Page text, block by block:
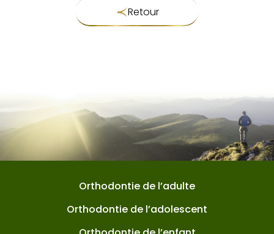
Retour
Orthodontie de l’adulte
Orthodontie de l’adolescent